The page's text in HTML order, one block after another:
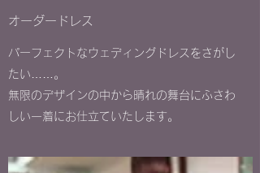
​オーダードレス
パーフェクトなウェディングドレスをさがし
たい……。
無限のデザインの中から晴れの舞台にふさわ
しい一着にお仕立ていたします。